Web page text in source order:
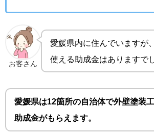
お客さん
愛媛県内に住んでいますが
使える助成金はありますで
愛媛県は12箇所の自治体で外壁塗装
助成金がもらえます。